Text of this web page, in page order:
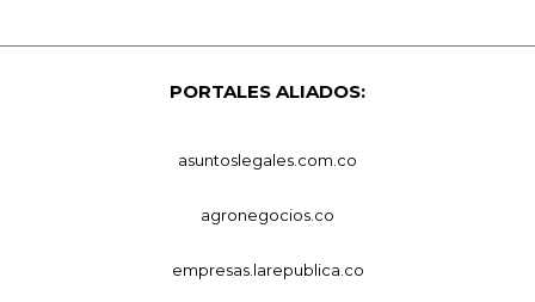
PORTALES ALIADOS:
asuntoslegales.com.co
agronegocios.co
empresas.larepublica.co